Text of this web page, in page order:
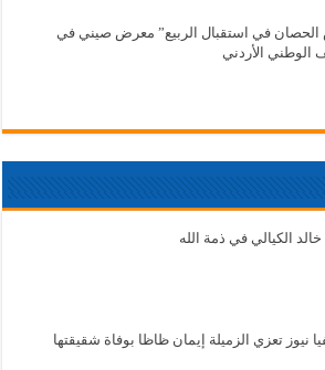
في استقبال الربيع” معرض صيني في
الوطني الأردني
خالد الكيالي في ذمة الله
نيوز تعزي الزميلة إيمان ظاظا بوفاة شقيقتها